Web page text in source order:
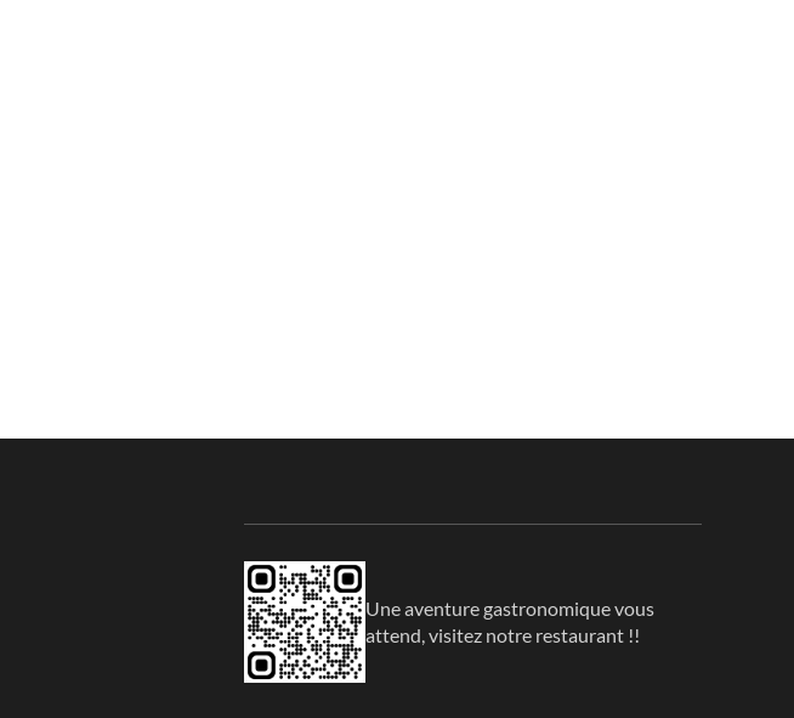
Une aventure gastronomique vous
attend, visitez notre restaurant !!